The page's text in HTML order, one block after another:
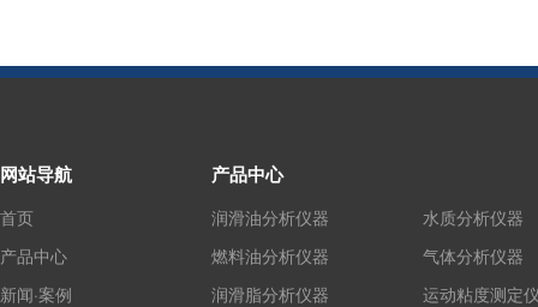
网站导航
首页
产品中心
新闻·案例
产品中心
润滑油分析仪器
燃料油分析仪器
润滑脂分析仪器
水质分析仪器
气体分析仪器
运动粘度测定